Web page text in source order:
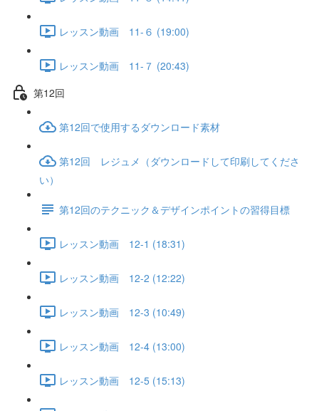
レッスン動画 11-６ (19:00)
レッスン動画 11-７ (20:43)
第12回
第12回で使用するダウンロード素材
第12回 レジュメ（ダウンロードして印刷してくださ
い）
第12回のテクニック＆デザインポイントの習得目標
レッスン動画 12-1 (18:31)
レッスン動画 12-2 (12:22)
レッスン動画 12-3 (10:49)
レッスン動画 12-4 (13:00)
レッスン動画 12-5 (15:13)